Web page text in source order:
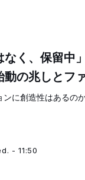
なく、保留
動の兆しとフ
ンに創造性はあるの
- 11:50